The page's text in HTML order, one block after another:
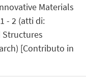
Materials
- 2 (atti di:
[Contributo in